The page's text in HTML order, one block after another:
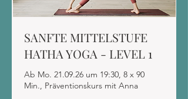
SANFTE MITTELSTUFE
HATHA YOGA - LEVEL 1
Ab Mo. 21.09.26 um 19:30, 8 x 90
Min., Präventionskurs mit Anna